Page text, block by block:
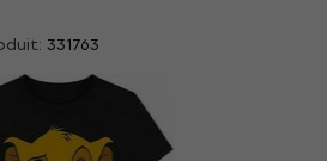
331763